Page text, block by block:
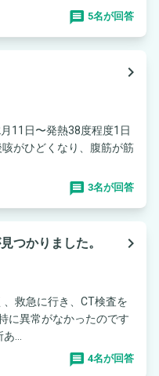
5名が回答
navigate_next
がひどくなり、腹筋が筋
3名が回答
つかりました。
navigate_next
救急に行き、CT検査を
に異常がなかったのです
...
4名が回答